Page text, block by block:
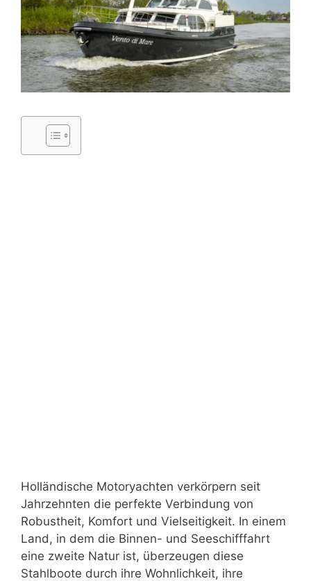
Holländische Motoryachten verkörpern seit
Jahrzehnten die perfekte Verbindung von
Robustheit, Komfort und Vielseitigkeit. In einem
Land, in dem die Binnen- und Seeschifffahrt
eine zweite Natur ist, überzeugen diese
Stahlboote durch ihre Wohnlichkeit, ihre